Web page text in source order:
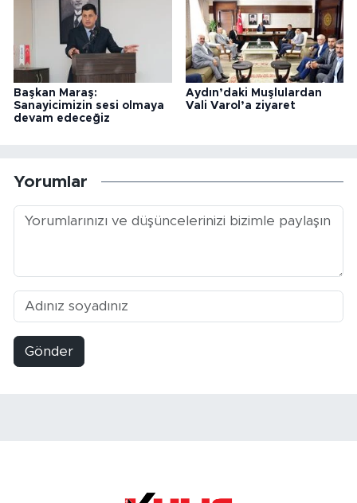
Başkan Maraş:
Sanayicimizin sesi olmaya
devam edeceğiz
Aydın’daki Muşlulardan
Vali Varol’a ziyaret
Yorumlar
Gönder